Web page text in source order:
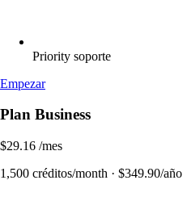
Priority soporte
Empezar
Plan Business
$29.16 /mes
1,500 créditos/month · $349.90/año